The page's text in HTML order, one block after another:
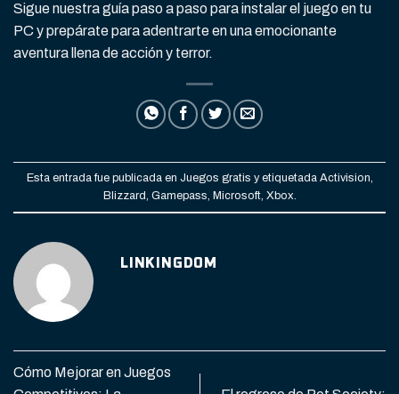
Sigue nuestra guía paso a paso para instalar el juego en tu
PC y prepárate para adentrarte en una emocionante
aventura llena de acción y terror.
Esta entrada fue publicada en Juegos gratis y etiquetada Activision,
Blizzard, Gamepass, Microsoft, Xbox.
LINKINGDOM
Cómo Mejorar en Juegos